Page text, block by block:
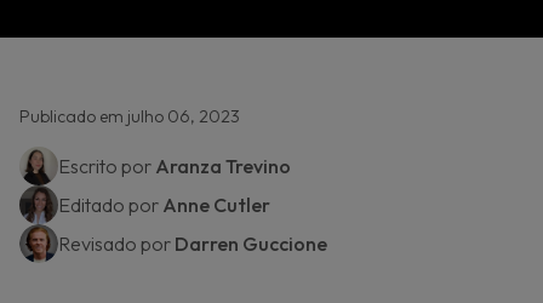
Publicado em julho 06, 2023
Escrito por Aranza Trevino
Editado por Anne Cutler
Revisado por Darren Guccione